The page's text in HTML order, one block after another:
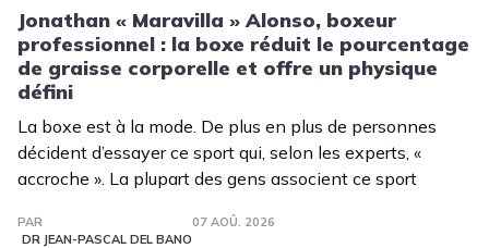
Jonathan « Maravilla » Alonso, boxeur
professionnel : la boxe réduit le pourcentage
de graisse corporelle et offre un physique
défini
La boxe est à la mode. De plus en plus de personnes
décident d’essayer ce sport qui, selon les experts, «
accroche ». La plupart des gens associent ce sport
PAR
DR JEAN-PASCAL DEL BANO
07 AOÛ. 2026